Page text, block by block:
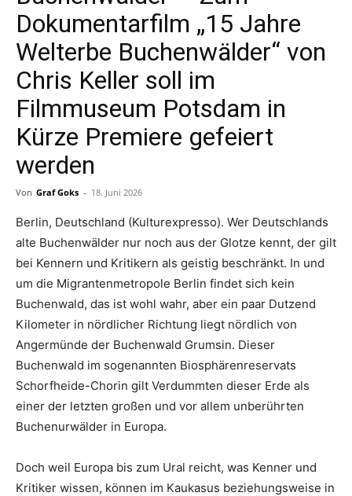
Dokumentarfilm „15 Jahre
Welterbe Buchenwälder“ von
Chris Keller soll im
Filmmuseum Potsdam in
Kürze Premiere gefeiert
werden
Von Graf Goks - 18. Juni 2026
Berlin, Deutschland (Kulturexpresso). Wer Deutschlands
alte Buchenwälder nur noch aus der Glotze kennt, der gilt
bei Kennern und Kritikern als geistig beschränkt. In und
um die Migrantenmetropole Berlin findet sich kein
Buchenwald, das ist wohl wahr, aber ein paar Dutzend
Kilometer in nördlicher Richtung liegt nördlich von
Angermünde der Buchenwald Grumsin. Dieser
Buchenwald im sogenannten Biosphärenreservats
Schorfheide-Chorin gilt Verdummten dieser Erde als
einer der letzten großen und vor allem unberührten
Buchenurwälder in Europa.
Doch weil Europa bis zum Ural reicht, was Kenner und
Kritiker wissen, können im Kaukasus beziehungsweise in